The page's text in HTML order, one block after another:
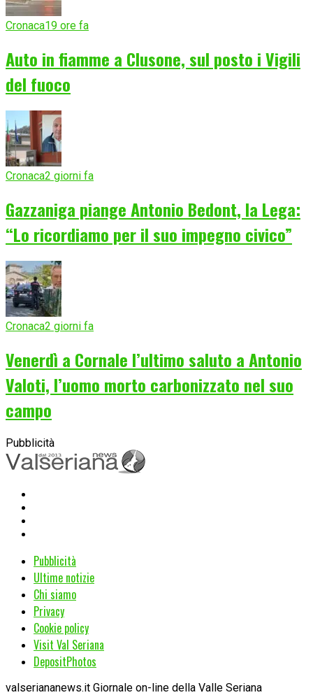
Cronaca19 ore fa
Auto in fiamme a Clusone, sul posto i Vigili
del fuoco
Cronaca2 giorni fa
Gazzaniga piange Antonio Bedont, la Lega:
“Lo ricordiamo per il suo impegno civico”
Cronaca2 giorni fa
Venerdì a Cornale l’ultimo saluto a Antonio
Valoti, l’uomo morto carbonizzato nel suo
campo
Pubblicità
Pubblicità
Ultime notizie
Chi siamo
Privacy
Cookie policy
Visit Val Seriana
DepositPhotos
valseriananews.it Giornale on-line della Valle Seriana